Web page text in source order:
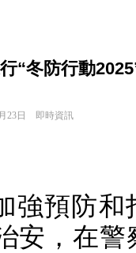
“冬防行動
23日 即時資訊
強預防
安，在警